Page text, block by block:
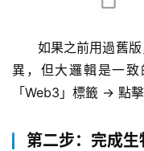
如果之前用過舊
異，但大邏輯是一
「Web3」標籤 → 點擊
第二步：完成